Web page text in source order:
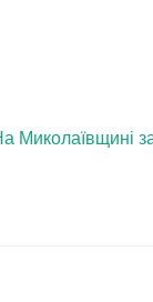
Миколаївщині